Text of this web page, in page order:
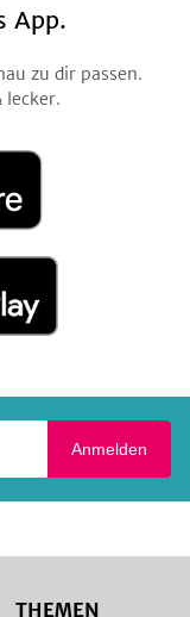
App.
zu dir passen.
lecker.
Anmelden
THEMEN